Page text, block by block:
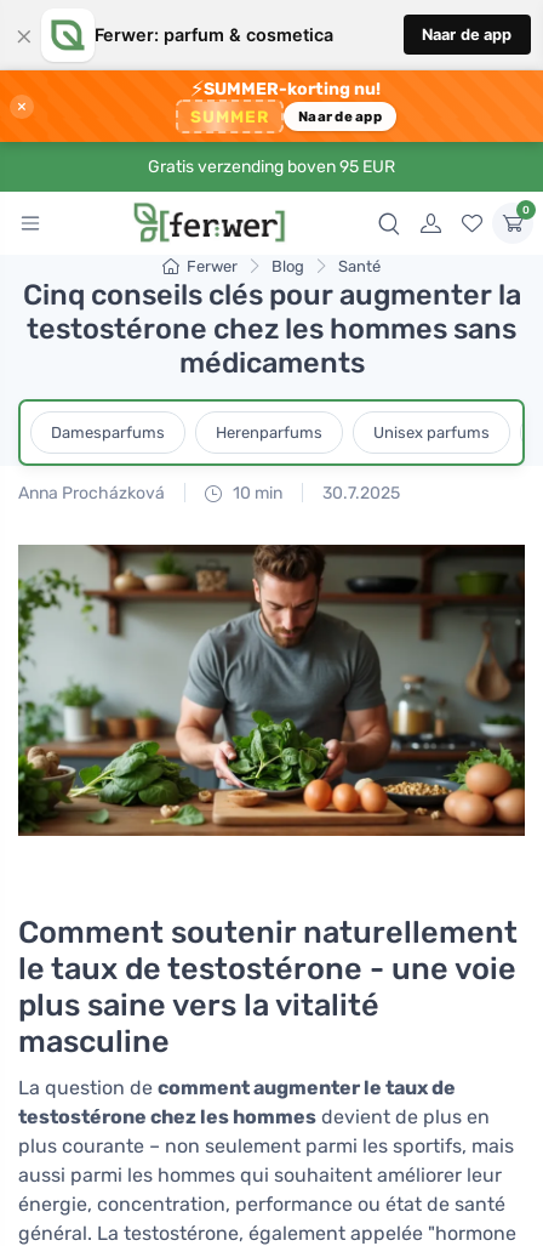
× Ferwer: parfum & cosmetica Naar de app
×
⚡SUMMER-korting nu!
SUMMER Naar de app
Gratis verzending boven 95 EUR
0
Ferwer Blog Santé
Cinq conseils clés pour augmenter la
testostérone chez les hommes sans
médicaments
Damesparfums Herenparfums Unisex parfums
Anna Procházková 10 min 30.7.2025
Comment soutenir naturellement
le taux de testostérone - une voie
plus saine vers la vitalité
masculine
La question de comment augmenter le taux de
testostérone chez les hommes devient de plus en
plus courante – non seulement parmi les sportifs, mais
aussi parmi les hommes qui souhaitent améliorer leur
énergie, concentration, performance ou état de santé
général. La testostérone, également appelée "hormone